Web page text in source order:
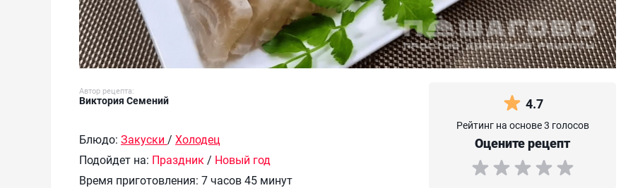
Автор рецепта:
Виктория Семений
Блюдо: Закуски / Холодец
Подойдет на: Праздник / Новый год
Время приготовления: 7 часов 45 минут
4.7
Рейтинг на основе 3 голосов
Оцените рецепт